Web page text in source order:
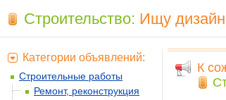
Строительство: Ищу дизайн
К
Категории объявлений:
Строительные работы
Ремонт, реконструкция